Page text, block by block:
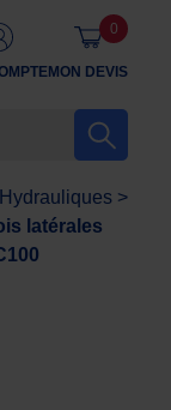
MON DEVIS
0
>
latérales